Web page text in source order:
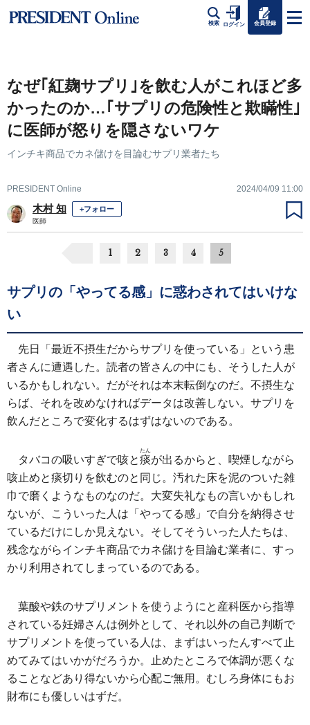
検索 ログイン 会員登録
なぜ｢紅麹サプリ｣を飲む人がこれほど多
かったのか…｢サプリの危険性と欺瞞性｣
に医師が怒りを隠さないワケ
インチキ商品でカネ儲けを目論むサプリ業者たち
PRESIDENT Online 2024/04/09 11:00
木村 知 +フォロー
医師
1 2 3 4 5
サプリの「やってる感」に惑わされてはいけな
い
先日「最近不摂生だからサプリを使っている」という患
者さんに遭遇した。読者の皆さんの中にも、そうした人が
いるかもしれない。だがそれは本末転倒なのだ。不摂生な
らば、それを改めなければデータは改善しない。サプリを
飲んだところで変化するはずはないのである。
タバコの吸いすぎで咳と痰
たん
が出るからと、喫煙しながら
咳止めと痰切りを飲むのと同じ。汚れた床を泥のついた雑
巾で磨くようなものなのだ。大変失礼なもの言いかもしれ
ないが、こういった人は「やってる感」で自分を納得させ
ているだけにしか見えない。そしてそういった人たちは、
残念ながらインチキ商品でカネ儲けを目論む業者に、すっ
かり利用されてしまっているのである。
葉酸や鉄のサプリメントを使うようにと産科医から指導
されている妊婦さんは例外として、それ以外の自己判断で
サプリメントを使っている人は、まずはいったんすべて止
めてみてはいかがだろうか。止めたところで体調が悪くな
ることなどあり得ないから心配ご無用。むしろ身体にもお
財布にも優しいはずだ。